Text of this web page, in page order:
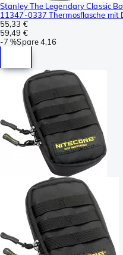
Stanley The Legendary Classic
11347-0337 Thermosflasche mit
55,33 €
59,49 €
-7 %Spare4,16